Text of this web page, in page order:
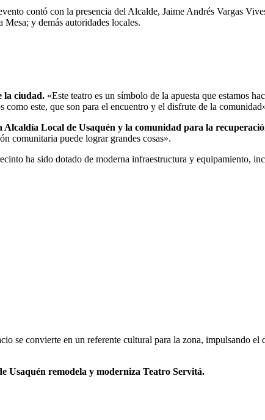
contó con la presencia del Alcalde, Jaime Andrés Vargas
y demás autoridades locales.
la ciudad. «Este teatro es un símbolo de la apuesta que estamos
como este, que son para el encuentro y el disfrute de la
Local de Usaquén y la comunidad para la
comunitaria puede lograr grandes cosas».
ha sido dotado de moderna infraestructura y equipamiento,
se convierte en un referente cultural para la zona, impulsando
Usaquén remodela y moderniza Teatro Servitá.